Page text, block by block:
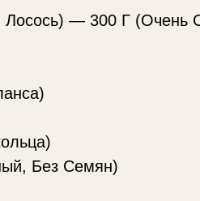
— 300 Г (Очень
Без Семян)